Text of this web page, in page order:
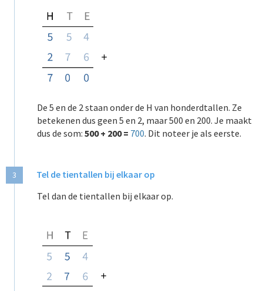
De 5 en de 2 staan onder de H van honderdtallen. Ze
betekenen dus geen 5 en 2, maar 500 en 200. Je maakt
dus de som: 500 + 200 = 700. Dit noteer je als eerste.
3
Tel de tientallen bij elkaar op
Tel dan de tientallen bij elkaar op.